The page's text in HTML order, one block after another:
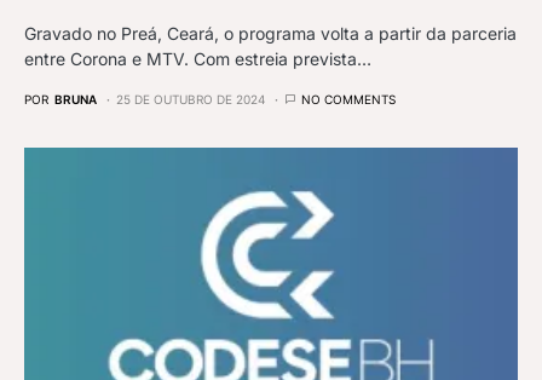
Gravado no Preá, Ceará, o programa volta a partir da parceria
entre Corona e MTV. Com estreia prevista…
POR BRUNA 25 DE OUTUBRO DE 2024 NO COMMENTS